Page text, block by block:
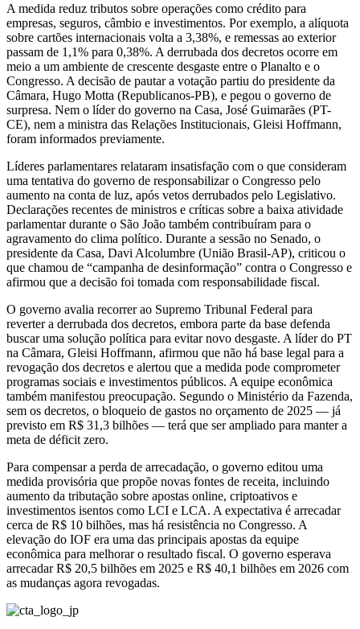
A medida reduz tributos sobre operações como crédito para
empresas, seguros, câmbio e investimentos. Por exemplo, a alíquota
sobre cartões internacionais volta a 3,38%, e remessas ao exterior
passam de 1,1% para 0,38%. A derrubada dos decretos ocorre em
meio a um ambiente de crescente desgaste entre o Planalto e o
Congresso. A decisão de pautar a votação partiu do presidente da
Câmara, Hugo Motta (Republicanos-PB), e pegou o governo de
surpresa. Nem o líder do governo na Casa, José Guimarães (PT-
CE), nem a ministra das Relações Institucionais, Gleisi Hoffmann,
foram informados previamente.
Líderes parlamentares relataram insatisfação com o que consideram
uma tentativa do governo de responsabilizar o Congresso pelo
aumento na conta de luz, após vetos derrubados pelo Legislativo.
Declarações recentes de ministros e críticas sobre a baixa atividade
parlamentar durante o São João também contribuíram para o
agravamento do clima político. Durante a sessão no Senado, o
presidente da Casa, Davi Alcolumbre (União Brasil-AP), criticou o
que chamou de “campanha de desinformação” contra o Congresso e
afirmou que a decisão foi tomada com responsabilidade fiscal.
O governo avalia recorrer ao Supremo Tribunal Federal para
reverter a derrubada dos decretos, embora parte da base defenda
buscar uma solução política para evitar novo desgaste. A líder do PT
na Câmara, Gleisi Hoffmann, afirmou que não há base legal para a
revogação dos decretos e alertou que a medida pode comprometer
programas sociais e investimentos públicos. A equipe econômica
também manifestou preocupação. Segundo o Ministério da Fazenda,
sem os decretos, o bloqueio de gastos no orçamento de 2025 — já
previsto em R$ 31,3 bilhões — terá que ser ampliado para manter a
meta de déficit zero.
Para compensar a perda de arrecadação, o governo editou uma
medida provisória que propõe novas fontes de receita, incluindo
aumento da tributação sobre apostas online, criptoativos e
investimentos isentos como LCI e LCA. A expectativa é arrecadar
cerca de R$ 10 bilhões, mas há resistência no Congresso. A
elevação do IOF era uma das principais apostas da equipe
econômica para melhorar o resultado fiscal. O governo esperava
arrecadar R$ 20,5 bilhões em 2025 e R$ 40,1 bilhões em 2026 com
as mudanças agora revogadas.